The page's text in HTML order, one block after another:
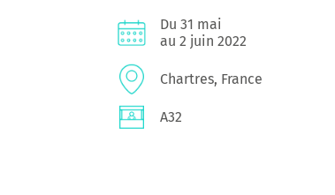
Du 31 mai
au 2 juin 2022
Chartres, France
A32